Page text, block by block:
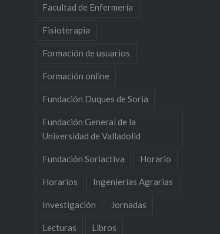
Facultad de Enfermería
Fisioterapia
Formación de usuarios
Formación online
Fundación Duques de Soria
Fundación General de la
Universidad de Valladolid
Fundación Soriactiva Horario
Horarios Ingenierías Agrarias
Investigación Jornadas
Lecturas Libros